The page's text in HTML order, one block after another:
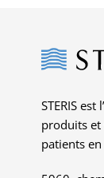
Steris
STERIS
produits et
patients